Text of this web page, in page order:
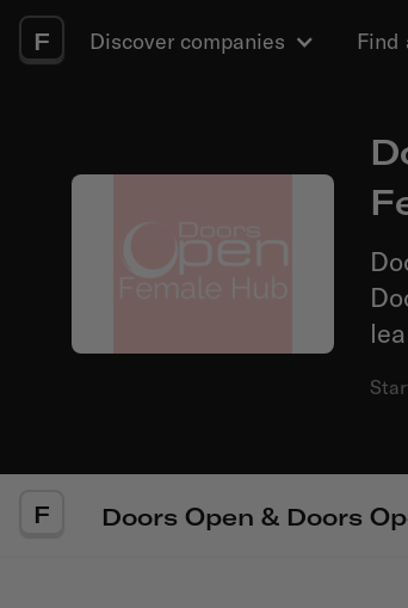
F Discover companies Find
F Doors Open & Doors